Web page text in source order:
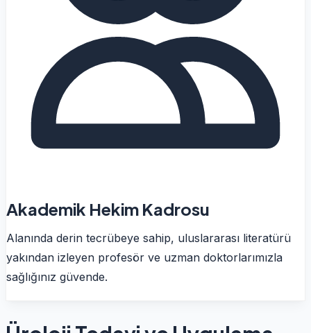
Akademik Hekim Kadrosu
Alanında derin tecrübeye sahip, uluslararası literatürü
yakından izleyen profesör ve uzman doktorlarımızla
sağlığınız güvende.